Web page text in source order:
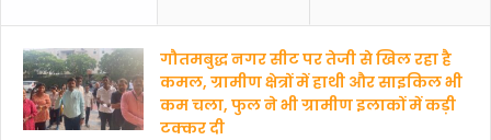
गौतमबुद्ध नगर सीट पर तेजी से खिल रहा है
कमल, ग्रामीण क्षेत्रों में हाथी और साइकिल भी
कम चला, फुल ने भी ग्रामीण इलाकों में कड़ी
टक्कर दी